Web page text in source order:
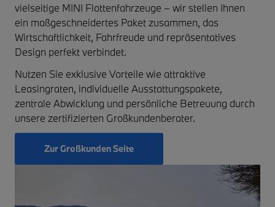
vielseitige MINI Flottenfahrzeuge – wir stellen Ihnen
ein maßgeschneidertes Paket zusammen, das
Wirtschaftlichkeit, Fahrfreude und repräsentatives
Design perfekt verbindet.
Nutzen Sie exklusive Vorteile wie attraktive
Leasingraten, individuelle Ausstattungspakete,
zentrale Abwicklung und persönliche Betreuung durch
unsere zertifizierten Großkundenberater.
Zur Großkunden Seite